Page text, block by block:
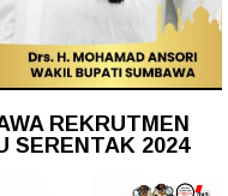
REKRUTMEN
SERENTAK 2024